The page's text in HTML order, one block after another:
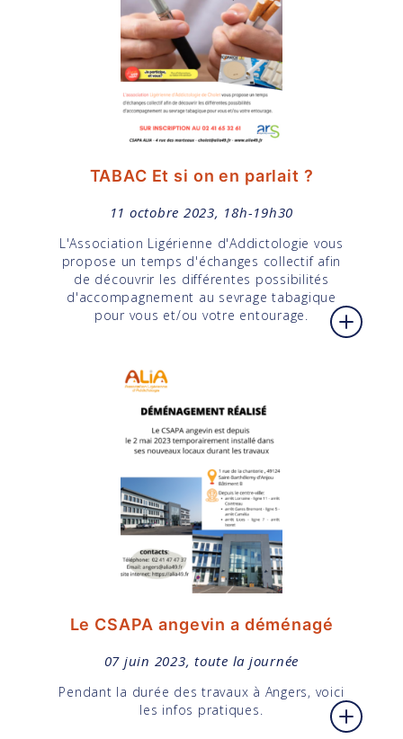
TABAC Et si on en parlait ?
11 octobre 2023, 18h-19h30
L'Association Ligérienne d'Addictologie vous
propose un temps d'échanges collectif afin
de découvrir les différentes possibilités
d'accompagnement au sevrage tabagique
pour vous et/ou votre entourage.
Le CSAPA angevin a déménagé
07 juin 2023, toute la journée
Pendant la durée des travaux à Angers, voici
les infos pratiques.